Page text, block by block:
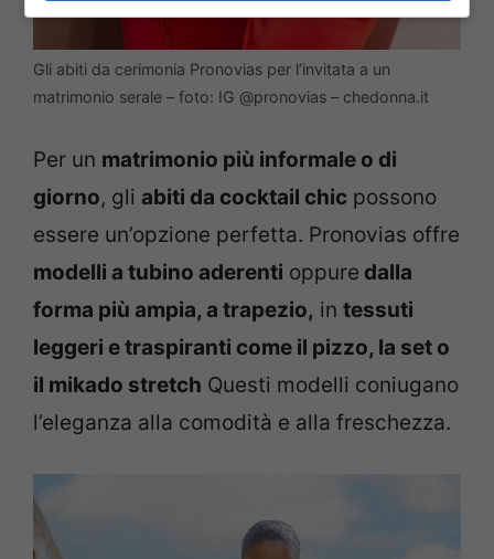
Gli abiti da cerimonia Pronovias per l’invitata a un
matrimonio serale – foto: IG @pronovias – chedonna.it
Per un matrimonio più informale o di
giorno, gli abiti da cocktail chic possono
essere un’opzione perfetta. Pronovias offre
modelli a tubino aderenti oppure dalla
forma più ampia, a trapezio, in tessuti
leggeri e traspiranti come il pizzo, la set o
il mikado stretch Questi modelli coniugano
l’eleganza alla comodità e alla freschezza.